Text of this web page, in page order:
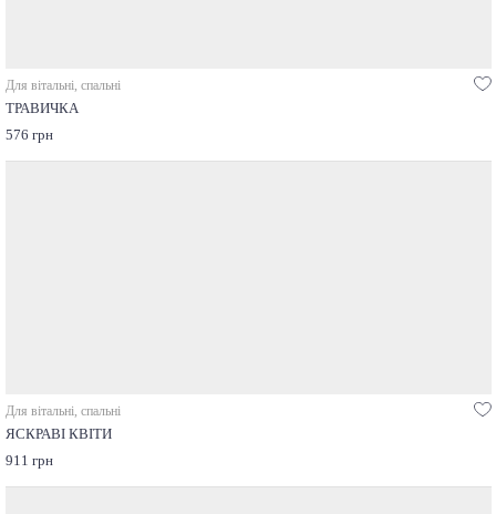
Для вітальні, спальні
ТРАВИЧКА
576 грн
Для вітальні, спальні
ЯСКРАВІ КВІТИ
911 грн